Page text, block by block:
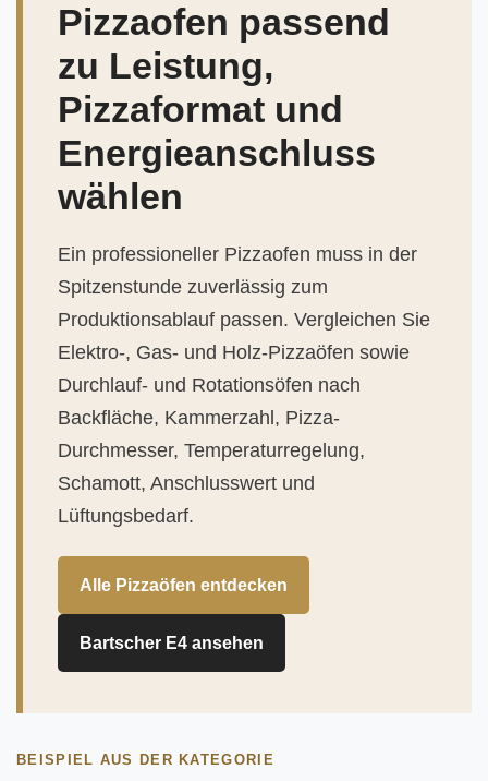
Pizzaofen passend
zu Leistung,
Pizzaformat und
Energieanschluss
wählen
Ein professioneller Pizzaofen muss in der
Spitzenstunde zuverlässig zum
Produktionsablauf passen. Vergleichen Sie
Elektro-, Gas- und Holz-Pizzaöfen sowie
Durchlauf- und Rotationsöfen nach
Backfläche, Kammerzahl, Pizza-
Durchmesser, Temperaturregelung,
Schamott, Anschlusswert und
Lüftungsbedarf.
Alle Pizzaöfen entdecken
Bartscher E4 ansehen
BEISPIEL AUS DER KATEGORIE